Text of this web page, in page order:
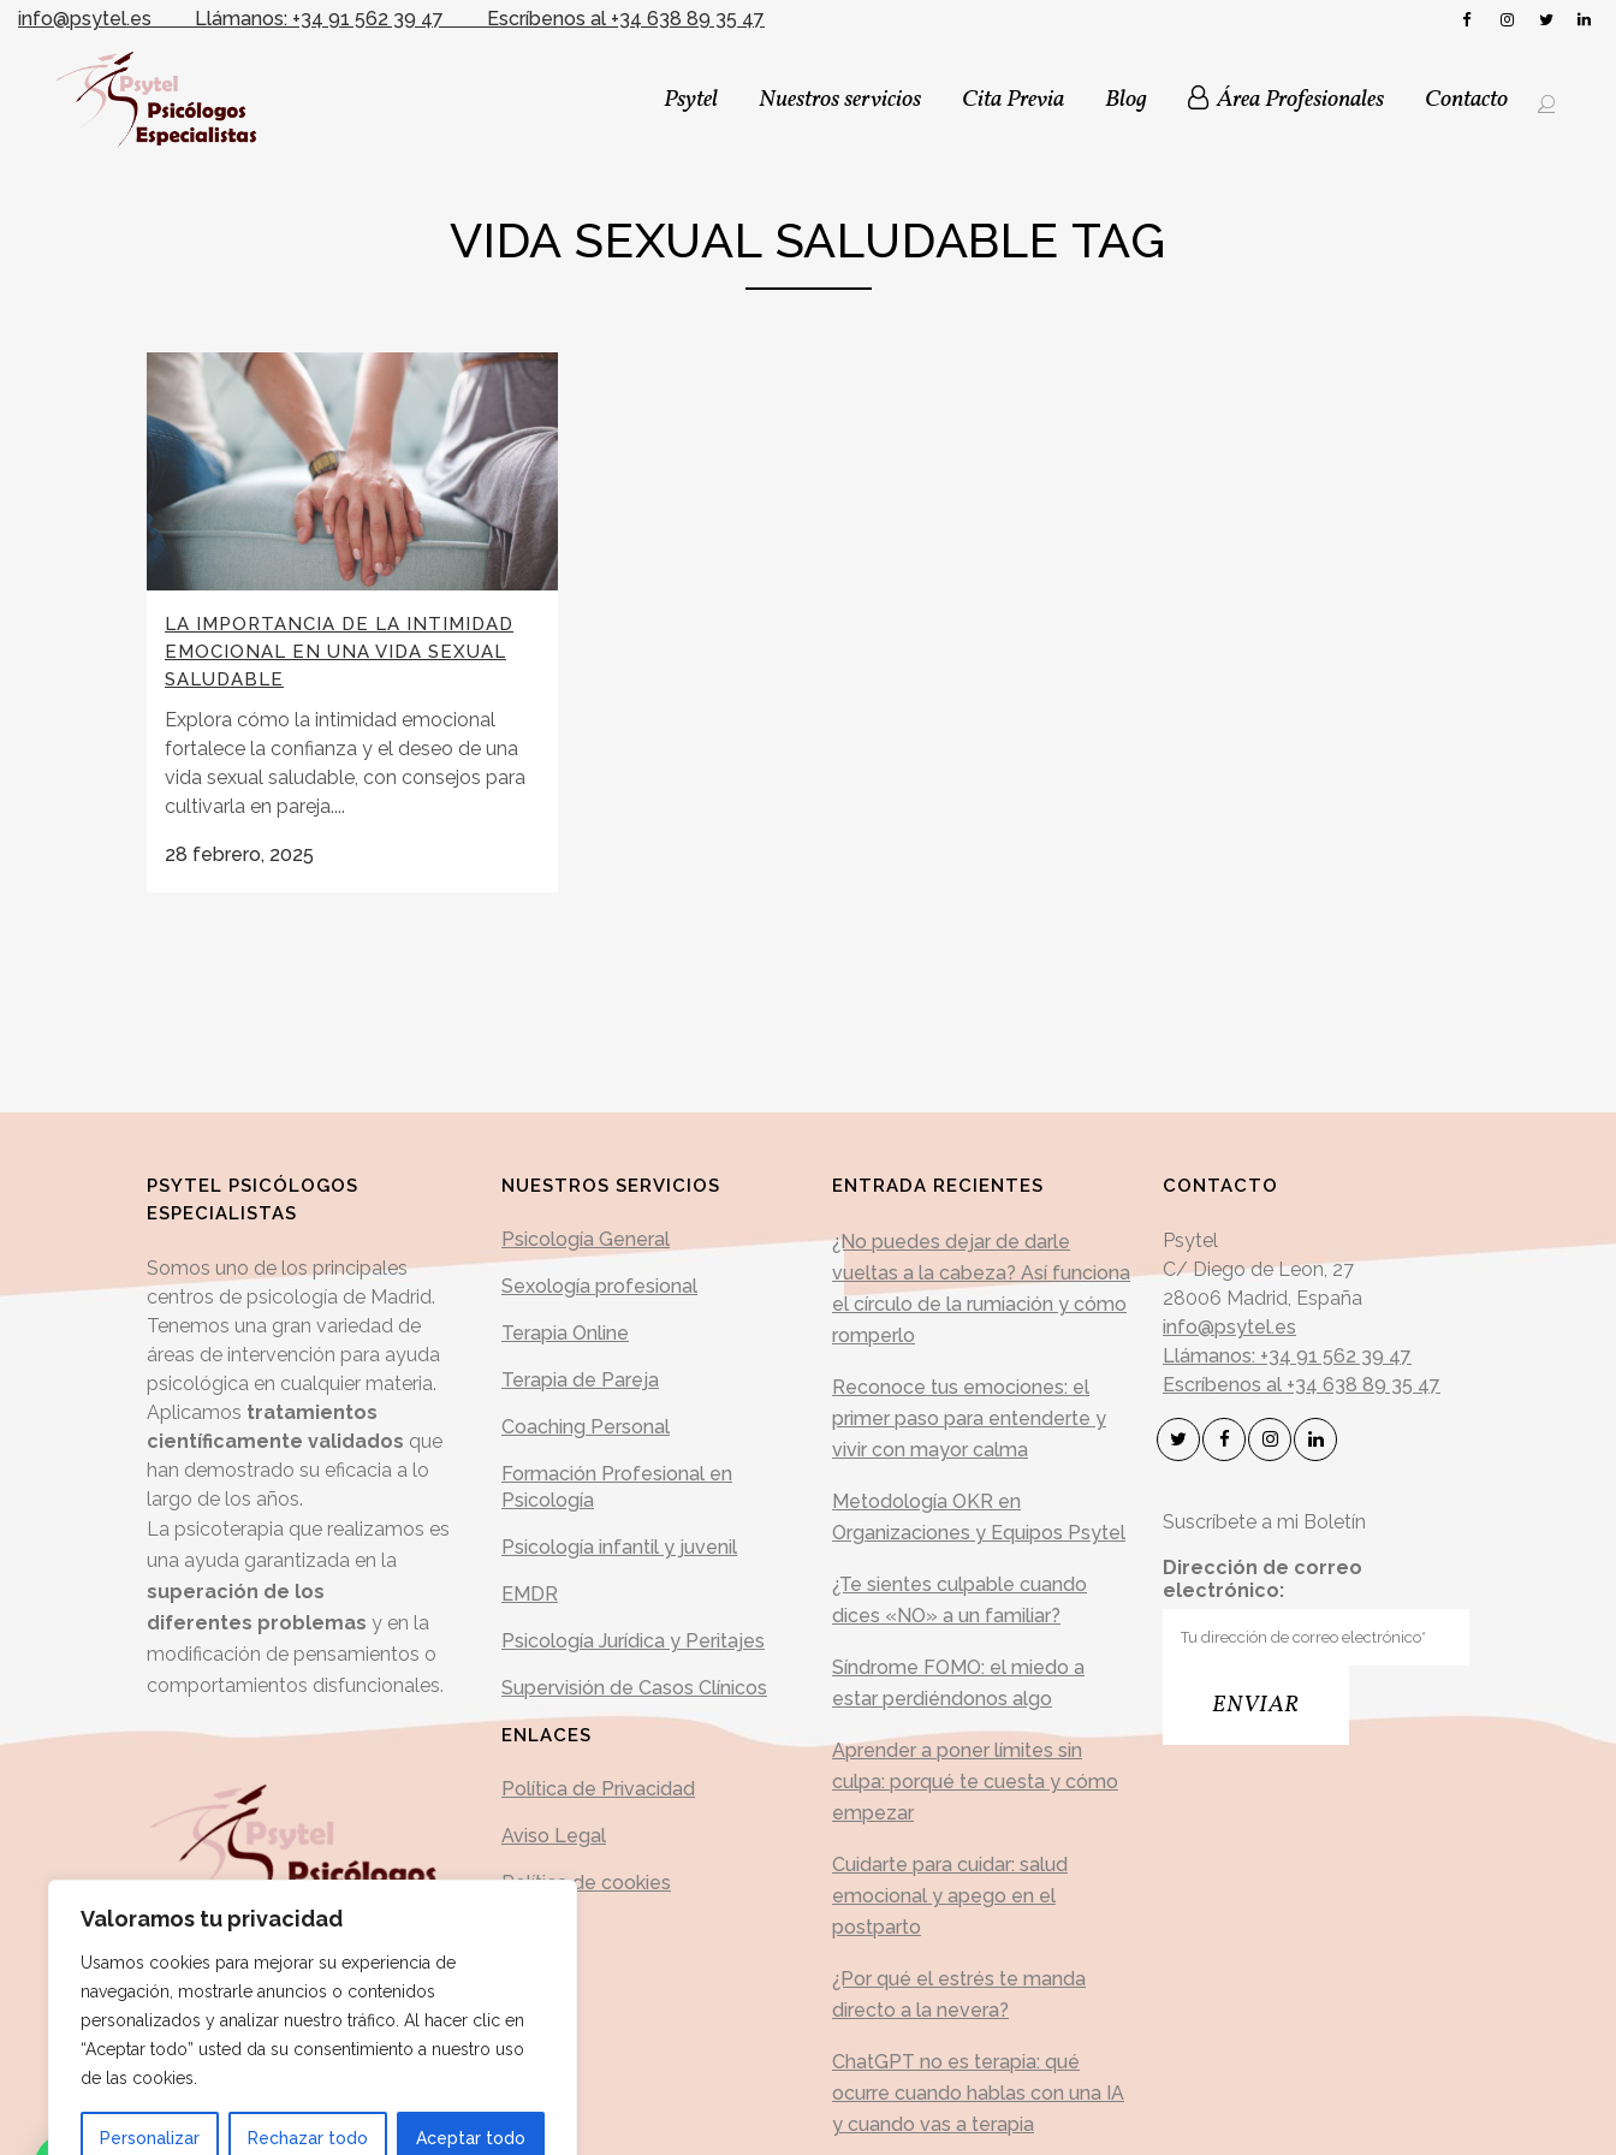
Valoramos tu privacidad
Usamos cookies para mejorar su experiencia de
navegación, mostrarle anuncios o contenidos
personalizados y analizar nuestro tráfico. Al hacer clic en
“Aceptar todo” usted da su consentimiento a nuestro uso
de las cookies.
Personalizar Rechazar todo Aceptar todo
info@psytel.es Llámanos: +34 91 562 39 47 Escríbenos al +34 638 89 35 47
Psytel Nuestros servicios Cita Previa Blog Área Profesionales Contacto
VIDA SEXUAL SALUDABLE TAG
LA IMPORTANCIA DE LA INTIMIDAD
EMOCIONAL EN UNA VIDA SEXUAL
SALUDABLE
Explora cómo la intimidad emocional
fortalece la confianza y el deseo de una
vida sexual saludable, con consejos para
cultivarla en pareja....
28 febrero, 2025
PSYTEL PSICÓLOGOS
ESPECIALISTAS
Somos uno de los principales
centros de psicología de Madrid.
Tenemos una gran variedad de
áreas de intervención para ayuda
psicológica en cualquier materia.
Aplicamos tratamientos
científicamente validados que
han demostrado su eficacia a lo
largo de los años.
La psicoterapia que realizamos es
una ayuda garantizada en la
superación de los
diferentes problemas y en la
modificación de pensamientos o
comportamientos disfuncionales.
NUESTROS SERVICIOS
Psicología General
Sexología profesional
Terapia Online
Terapia de Pareja
Coaching Personal
Formación Profesional en
Psicología
Psicología infantil y juvenil
EMDR
Psicología Jurídica y Peritajes
Supervisión de Casos Clínicos
ENLACES
Política de Privacidad
Aviso Legal
Política de cookies
ENTRADA RECIENTES
¿No puedes dejar de darle
vueltas a la cabeza? Así funciona
el círculo de la rumiación y cómo
romperlo
Reconoce tus emociones: el
primer paso para entenderte y
vivir con mayor calma
Metodología OKR en
Organizaciones y Equipos Psytel
¿Te sientes culpable cuando
dices «NO» a un familiar?
Síndrome FOMO: el miedo a
estar perdiéndonos algo
Aprender a poner límites sin
culpa: porqué te cuesta y cómo
empezar
Cuidarte para cuidar: salud
emocional y apego en el
postparto
¿Por qué el estrés te manda
directo a la nevera?
ChatGPT no es terapia: qué
ocurre cuando hablas con una IA
y cuando vas a terapia
CONTACTO
Psytel
C/ Diego de Leon, 27
28006 Madrid, España
info@psytel.es
Llámanos: +34 91 562 39 47
Escríbenos al +34 638 89 35 47
Suscríbete a mi Boletín
Dirección de correo
electrónico: